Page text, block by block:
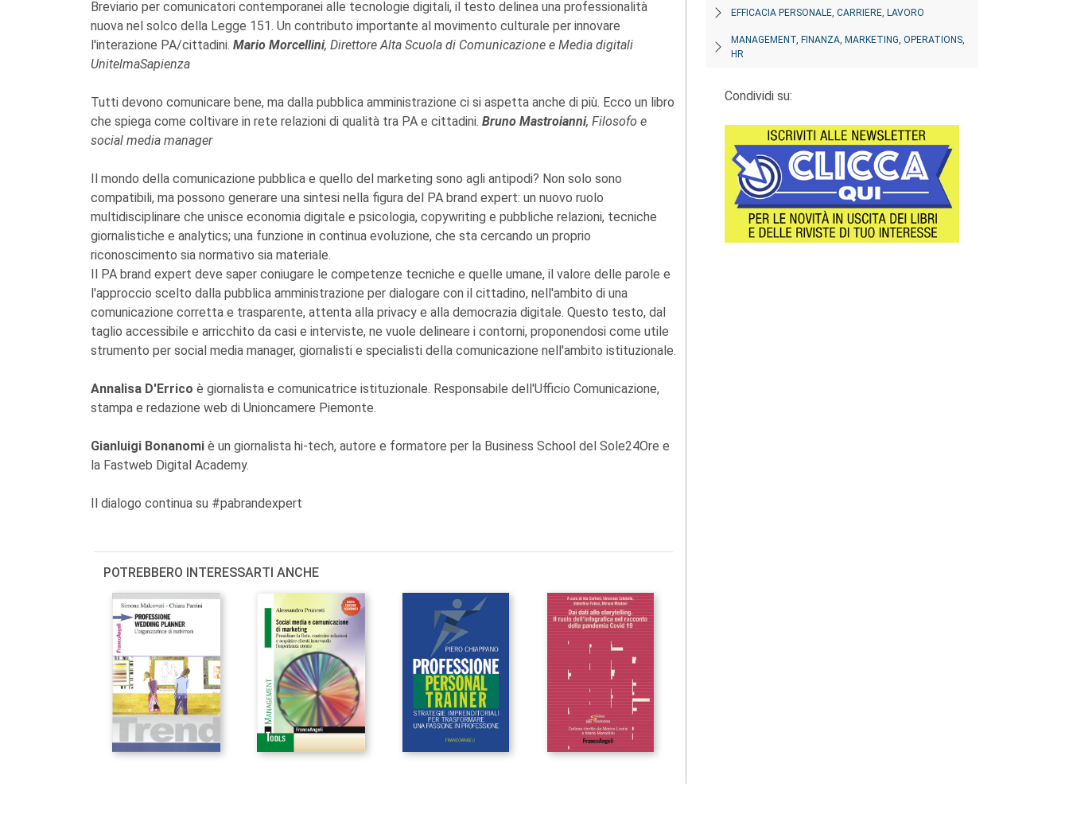
Breviario per comunicatori contemporanei alle tecnologie digitali, il testo delinea una professionalità
nuova nel solco della Legge 151. Un contributo importante al movimento culturale per innovare
l'interazione PA/cittadini. Mario Morcellini, Direttore Alta Scuola di Comunicazione e Media digitali
UnitelmaSapienza
Tutti devono comunicare bene, ma dalla pubblica amministrazione ci si aspetta anche di più. Ecco un libro
che spiega come coltivare in rete relazioni di qualità tra PA e cittadini. Bruno Mastroianni, Filosofo e
social media manager
Il mondo della comunicazione pubblica e quello del marketing sono agli antipodi? Non solo sono
compatibili, ma possono generare una sintesi nella figura del PA brand expert: un nuovo ruolo
multidisciplinare che unisce economia digitale e psicologia, copywriting e pubbliche relazioni, tecniche
giornalistiche e analytics; una funzione in continua evoluzione, che sta cercando un proprio
riconoscimento sia normativo sia materiale.
Il PA brand expert deve saper coniugare le competenze tecniche e quelle umane, il valore delle parole e
l'approccio scelto dalla pubblica amministrazione per dialogare con il cittadino, nell'ambito di una
comunicazione corretta e trasparente, attenta alla privacy e alla democrazia digitale. Questo testo, dal
taglio accessibile e arricchito da casi e interviste, ne vuole delineare i contorni, proponendosi come utile
strumento per social media manager, giornalisti e specialisti della comunicazione nell'ambito istituzionale.
Annalisa D'Errico è giornalista e comunicatrice istituzionale. Responsabile dell'Ufficio Comunicazione,
stampa e redazione web di Unioncamere Piemonte.
Gianluigi Bonanomi è un giornalista hi-tech, autore e formatore per la Business School del Sole24Ore e
la Fastweb Digital Academy.
Il dialogo continua su #pabrandexpert
POTREBBERO INTERESSARTI ANCHE
EFFICACIA PERSONALE, CARRIERE, LAVORO
MANAGEMENT, FINANZA, MARKETING, OPERATIONS,
HR
Condividi su: